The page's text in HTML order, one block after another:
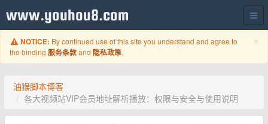
www.youhou8.com
×
NOTICE: By continued use of this site you understand and agree to
the binding 服务条款and 隐私政策.
油猴脚本博客
各大视频站VIP会员地址解析播放：权限与安全与使用说明